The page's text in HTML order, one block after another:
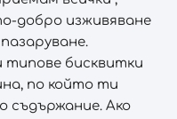
добро изживяване
типове бисквитки
по който ти
съдържание. Ако